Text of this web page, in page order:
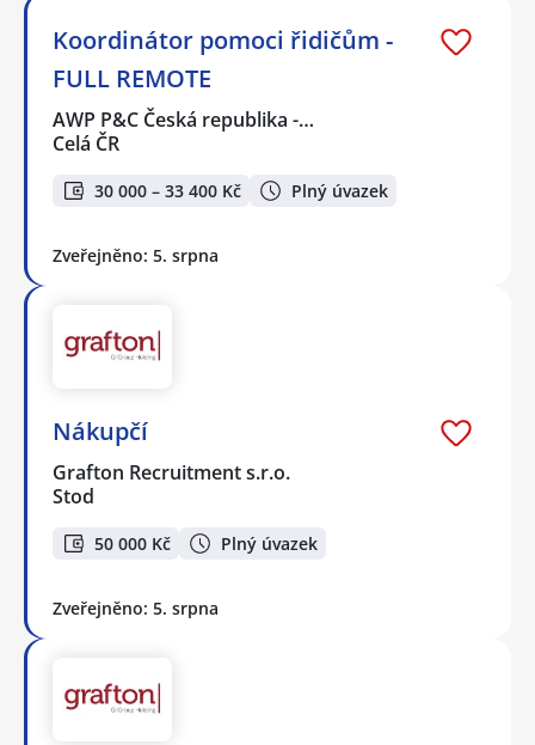
Koordinátor pomoci řidičům -
FULL REMOTE
AWP P&C Česká republika -…
Celá ČR
30 000 – 33 400 Kč Plný úvazek
Zveřejněno: 5. srpna
Nákupčí
Grafton Recruitment s.r.o.
Stod
50 000 Kč Plný úvazek
Zveřejněno: 5. srpna